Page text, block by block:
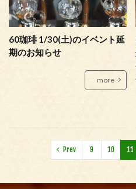
60珈琲 1/30(土)のイベント延
期のお知らせ
more
Prev 9 10 11